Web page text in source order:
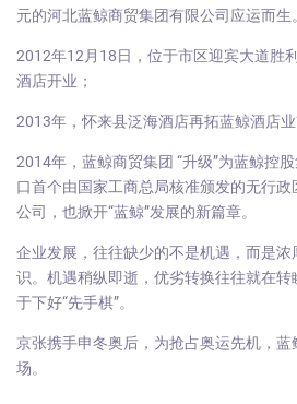
元的河北蓝鲸商贸集团有限公司应运而生。
2012年12月18日，位于市区迎宾大道胜
酒店开业；
2013年，怀来县泛海酒店再拓蓝鲸酒店业“
2014年，蓝鲸商贸集团 “升级”为蓝鲸控
口首个由国家工商总局核准颁发的无行
公司，也掀开“蓝鲸”发展的新篇章。
企业发展，往往缺少的不是机遇，而是
识。机遇稍纵即逝，优劣转换往往就在
于下好“先手棋”。
京张携手申冬奥后，为抢占奥运先机，
场。